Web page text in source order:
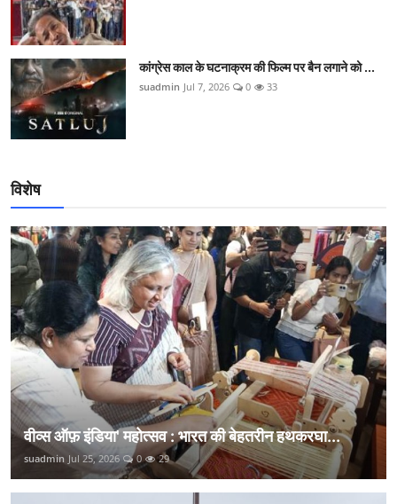
कांग्रेस काल के घटनाक्रम की फिल्म पर बैन लगाने को ...
suadmin Jul 7, 2026 0 33
विशेष
वीव्स ऑफ़ इंडिया' महोत्सव : भारत की बेहतरीन हथकरघा...
suadmin Jul 25, 2026 0 29